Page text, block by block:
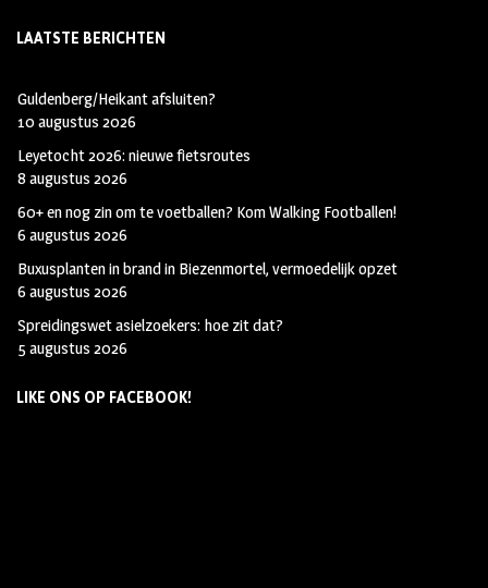
LAATSTE BERICHTEN
Guldenberg/Heikant afsluiten?
10 augustus 2026
Leyetocht 2026: nieuwe fietsroutes
8 augustus 2026
60+ en nog zin om te voetballen? Kom Walking Footballen!
6 augustus 2026
Buxusplanten in brand in Biezenmortel, vermoedelijk opzet
6 augustus 2026
Spreidingswet asielzoekers: hoe zit dat?
5 augustus 2026
LIKE ONS OP FACEBOOK!